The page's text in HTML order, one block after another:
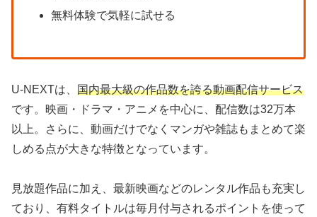
無料体験で気軽に試せる
U-NEXTは、 国内最大級の作品数を誇る動画配信サービス
です。映画・ドラマ・アニメを中心に、配信数は32万本
以上。さらに、動画だけでなくマンガや雑誌もまとめて楽
しめる点が大きな特徴となっています。
見放題作品に加え、最新映画などのレンタル作品も充実し
ており、有料タイトルは毎月付与されるポイントを使って